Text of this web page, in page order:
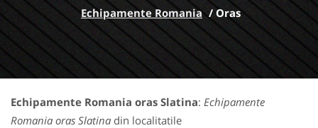
Echipamente Romania / Oras
Echipamente Romania oras Slatina: Echipamente
Romania oras Slatina din localitatile